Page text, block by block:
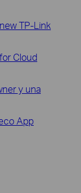
TP-Link
Cloud
y una
App